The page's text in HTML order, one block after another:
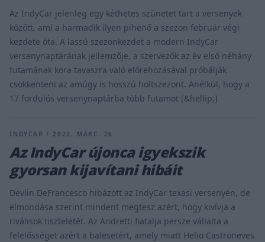
Az IndyCar jelenleg egy kéthetes szünetet tart a versenyek
között, ami a harmadik ilyen pihenő a szezon február végi
kezdete óta. A lassú szezonkezdet a modern IndyCar
versenynaptárának jellemzője, a szervezők az év első néhány
futamának kora tavaszra való előrehozásával próbálják
csökkenteni az amúgy is hosszú holtszezont. Anélkül, hogy a
17 fordulós versenynaptárba több futamot [&hellip;]
INDYCAR / 2022. MÁRC. 26.
Az IndyCar újonca igyekszik
gyorsan kijavítani hibáit
Devlin DeFrancesco hibázott az IndyCar texasi versenyén, de
elmondása szerint mindent megtesz azért, hogy kivívja a
riválisok tiszteletét. Az Andretti fiatalja persze vállalta a
felelősséget azért a balesetért, amely miatt Helio Castroneves